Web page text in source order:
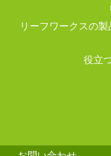
リーフワークスの
役立